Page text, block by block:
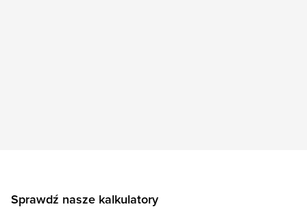
Sprawdź nasze kalkulatory